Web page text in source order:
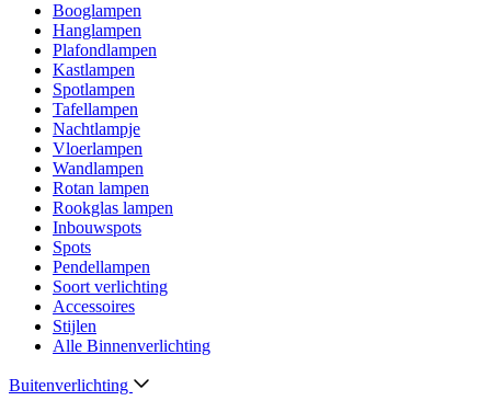
Booglampen
Hanglampen
Plafondlampen
Kastlampen
Spotlampen
Tafellampen
Nachtlampje
Vloerlampen
Wandlampen
Rotan lampen
Rookglas lampen
Inbouwspots
Spots
Pendellampen
Soort verlichting
Accessoires
Stijlen
Alle Binnenverlichting
Buitenverlichting